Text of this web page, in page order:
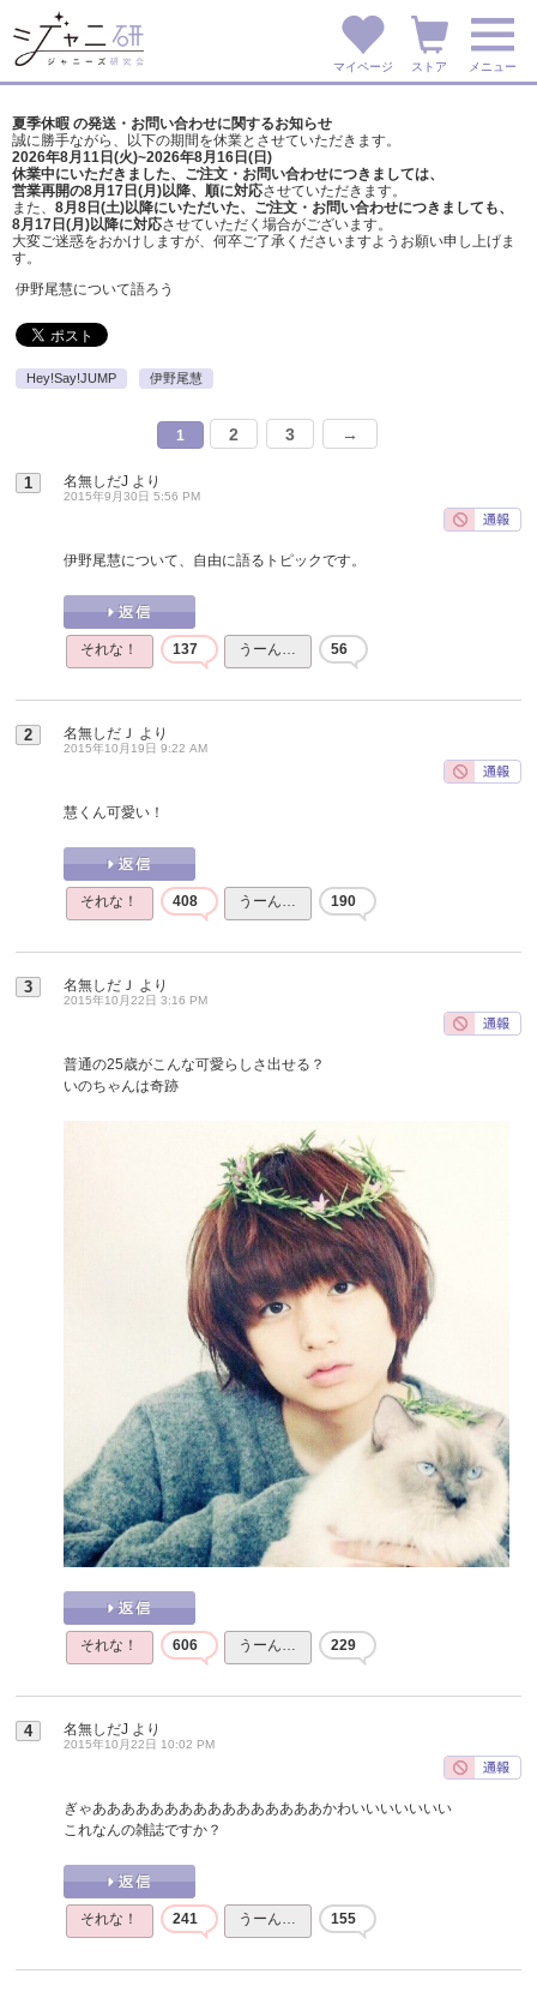
マイページ ストア メニュー
夏季休暇 の発送・お問い合わせに関するお知らせ
誠に勝手ながら、以下の期間を休業とさせていただきます。
2026年8月11日(火)~2026年8月16日(日)
休業中にいただきました、ご注文・お問い合わせにつきましては、
営業再開の8月17日(月)以降、順に対応させていただきます。
また、 8月8日(土)以降にいただいた、ご注文・ お問い合わせにつきましても、
8月17日(月)以降に対応させていただく場合がございます。
大変ご迷惑をおかけしますが、 何卒ご了承くださいますようお願い申し上げま
す。
伊野尾慧について語ろう
Hey!Say!JUMP 伊野尾慧
1 2 3 →
1 名無しだJ より
2015年9月30日 5:56 PM
伊野尾慧について、自由に語るトピックです。
それな！ 137 うーん… 56
2 名無しだＪ より
2015年10月19日 9:22 AM
慧くん可愛い！
それな！ 408 うーん… 190
3 名無しだＪ より
2015年10月22日 3:16 PM
普通の25歳がこんな可愛らしさ出せる？
いのちゃんは奇跡
それな！ 606 うーん… 229
4 名無しだJ より
2015年10月22日 10:02 PM
ぎゃああああああああああああああああかわいいいいいいい
これなんの雑誌ですか？
それな！ 241 うーん… 155